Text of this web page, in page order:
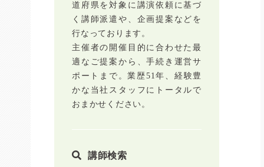
道府県を対象に講演依頼に基づ
く講師派遣や、企画提案などを
行なっております。
主催者の開催目的に合わせた最
適なご提案から、手続き運営サ
ポートまで。業歴51年、経験豊
かな当社スタッフにトータルで
おまかせください。
講師検索